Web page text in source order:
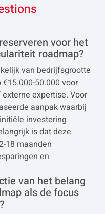
voor het
roadmap?
van bedrijfsgrootte
50.000 voor
expertise. Voor
aanpak waarbij
investering
is dat deze
18 maanden
en
van het belang
als de focus